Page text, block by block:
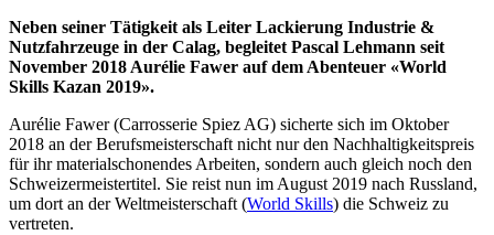
Neben seiner Tätigkeit als Leiter Lackierung Industrie &
Nutzfahrzeuge in der Calag, begleitet Pascal Lehmann seit
November 2018 Aurélie Fawer auf dem Abenteuer «World
Skills Kazan 2019».
Aurélie Fawer (Carrosserie Spiez AG) sicherte sich im Oktober
2018 an der Berufsmeisterschaft nicht nur den Nachhaltigkeitspreis
für ihr materialschonendes Arbeiten, sondern auch gleich noch den
Schweizermeistertitel. Sie reist nun im August 2019 nach Russland,
um dort an der Weltmeisterschaft (World Skills) die Schweiz zu
vertreten.